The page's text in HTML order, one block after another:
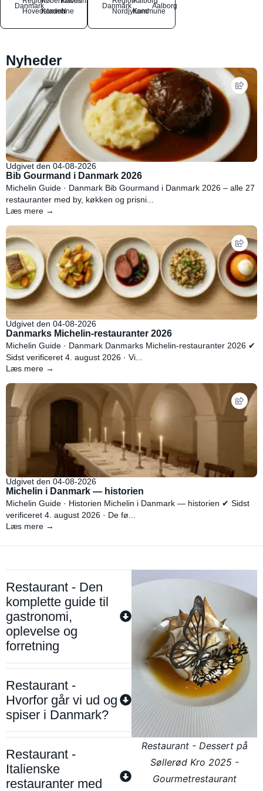
Danmark
Hovedstaden
Kommune
N
Danmark
NordjyllandKommune
Aalborg
Nyheder
Udgivet den 04-08-2026
Bib Gourmand i Danmark 2026
Michelin Guide · Danmark Bib Gourmand i Danmark 2026 – alle 27
restauranter med by, køkken og prisni...
Læs mere →
Udgivet den 04-08-2026
Danmarks Michelin-restauranter 2026
Michelin Guide · Danmark Danmarks Michelin-restauranter 2026 ✔
Sidst verificeret 4. august 2026 · Vi...
Læs mere →
Udgivet den 04-08-2026
Michelin i Danmark — historien
Michelin Guide · Historien Michelin i Danmark — historien ✔ Sidst
verificeret 4. august 2026 · De fø...
Læs mere →
Restaurant - Den
komplette guide til
gastronomi,
oplevelse og
forretning
Restaurant -
Hvorfor går vi ud og
spiser i Danmark?
Restaurant -
Italienske
restauranter med
Restaurant - Dessert på
Søllerød Kro 2025 -
Gourmetrestaurant